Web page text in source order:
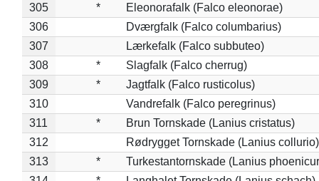
305
*
Eleonorafalk (Falco eleonorae)
306
Dværgfalk (Falco columbarius)
307
Lærkefalk (Falco subbuteo)
308
*
Slagfalk (Falco cherrug)
309
*
Jagtfalk (Falco rusticolus)
310
Vandrefalk (Falco peregrinus)
311
*
Brun Tornskade (Lanius cristatus)
312
Rødrygget Tornskade (Lanius collurio)
313
*
Turkestantornskade (Lanius